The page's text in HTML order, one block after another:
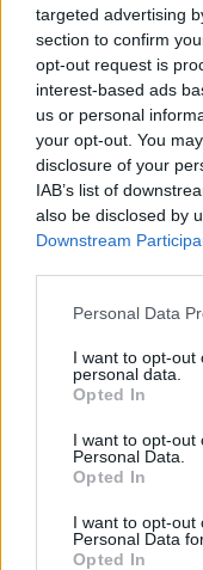
targeted advertising
section to confirm
opt-out request is
interest-based ads
us or personal
your opt-out. You
disclosure of your
IAB’s list of
also be disclosed by
Downstream
Personal Data
I want to opt-out
personal data.
Opted In
I want to opt-out
Personal Data.
Opted In
I want to opt-out
Personal Data
Opted In